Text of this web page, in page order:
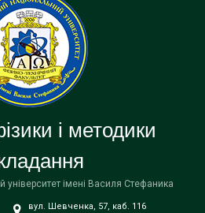
нарада з
та навчально-
практик
і методики
університет імені Василя Стефаника
вул. Шевченка, 57, каб. 116